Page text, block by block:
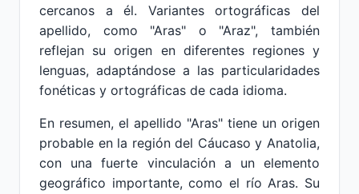
cercanos a él. Variantes ortográficas del
apellido, como "Aras" o "Araz", también
reflejan su origen en diferentes regiones y
lenguas, adaptándose a las particularidades
fonéticas y ortográficas de cada idioma.
En resumen, el apellido "Aras" tiene un origen
probable en la región del Cáucaso y Anatolia,
con una fuerte vinculación a un elemento
geográfico importante, como el río Aras. Su